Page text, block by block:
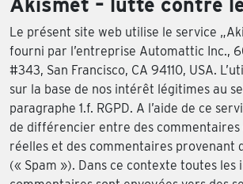
Akismet – lutte contre
Le présent site web utilise le service
fourni par l’entreprise Automattic Inc.,
#343, San Francisco, CA 94110, USA.
sur la base de nos intérêt légitimes au
paragraphe 1.f. RGPD. A l’aide de ce
de différencier entre des commentaires
réelles et des commentaires provenant
(« Spam »). Dans ce contexte toutes les